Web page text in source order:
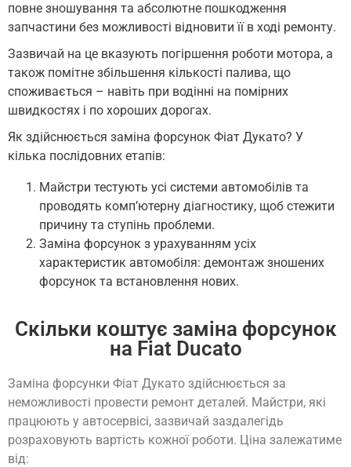
повне зношування та абсолютне пошкодження
запчастини без можливості відновити її в ході ремонту.
Зазвичай на це вказують погіршення роботи мотора, а
також помітне збільшення кількості палива, що
споживається – навіть при водінні на помірних
швидкостях і по хороших дорогах.
Як здійснюється заміна форсунок Фіат Дукато? У
кілька послідовних етапів:
Майстри тестують усі системи автомобілів та
проводять комп’ютерну діагностику, щоб стежити
причину та ступінь проблеми.
Заміна форсунок з урахуванням усіх
характеристик автомобіля: демонтаж зношених
форсунок та встановлення нових.
Скільки коштує заміна форсунок
на Fiat Ducato
Заміна форсунки Фіат Дукато здійснюється за
неможливості провести ремонт деталей. Майстри, які
працюють у автосервісі, зазвичай заздалегідь
розраховують вартість кожної роботи. Ціна залежатиме
від: